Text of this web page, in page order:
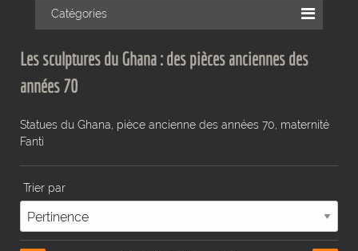
Catégories
Les sculptures du Ghana : des pièces anciennes des
années 70
Statues du Ghana, pièce ancienne des années 70, maternité
Fanti
Trier par